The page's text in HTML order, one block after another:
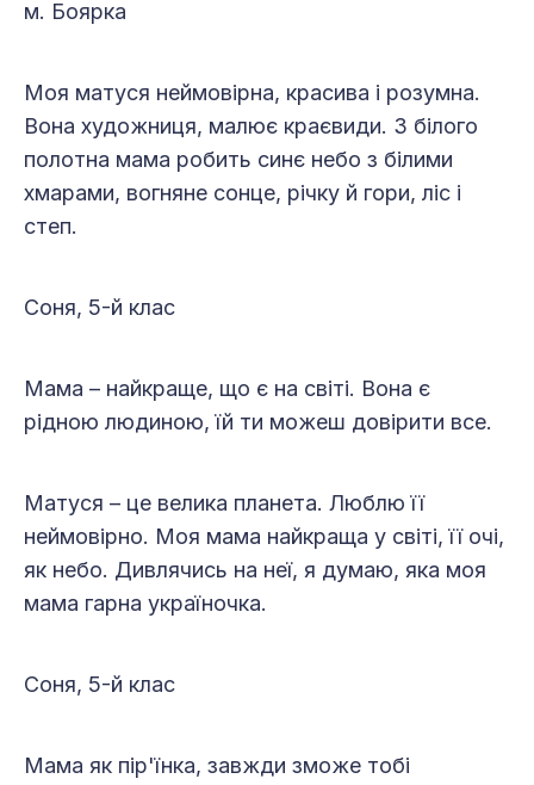
м. Боярка
Моя матуся неймовірна, красива і розумна.
Вона художниця, малює краєвиди. З білого
полотна мама робить синє небо з білими
хмарами, вогняне сонце, річку й гори, ліс і
степ.
Соня, 5-й клас
Мама – найкраще, що є на світі. Вона є
рідною людиною, їй ти можеш довірити все.
Матуся – це велика планета. Люблю її
неймовірно. Моя мама найкраща у світі, її очі,
як небо. Дивлячись на неї, я думаю, яка моя
мама гарна україночка.
Соня, 5-й клас
Мама як пір'їнка, завжди зможе тобі